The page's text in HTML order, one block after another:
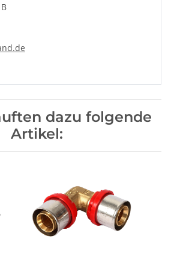
dazu folgende
Artikel: